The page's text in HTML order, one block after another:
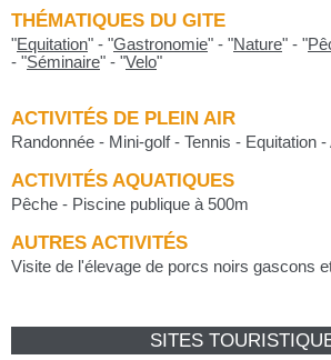
THÉMATIQUES DU GITE
"Equitation" - "Gastronomie" - "Nature" - "
- "Séminaire" - "Velo"
ACTIVITÉS DE PLEIN AIR
Randonnée - Mini-golf - Tennis - Equitation
ACTIVITÉS AQUATIQUES
Pêche - Piscine publique à 500m
AUTRES ACTIVITÉS
Visite de l'élevage de porcs noirs gascons
SITES